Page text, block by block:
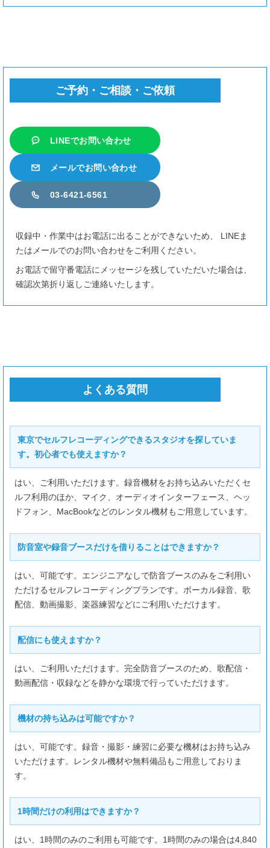
× 200円
MacBook Air 15 (Cubase/ProTools)
1,800円
Focusrite Scarlett 4i4
400円
ヘッドフォン
200円
映像関係機材
ATEM Mini Pro
700円
液晶モニタ HDMI 24インチ
合計 ¥4,840
ご予約・ご相談・ご依頼
LINEでお問い合わせ
メールでお問い合わせ
03-6421-6561
収録中・作業中はお電話に出ることができないため、 LINEま
たはメールでのお問い合わせをご利用ください。
お電話で留守番電話にメッセージを残していただいた場合は、
確認次第折り返しご連絡いたします。
よくある質問
東京でセルフレコーディングできるスタジオを探していま
す。初心者でも使えますか？
はい、ご利用いただけます。録音機材をお持ち込みいただくセ
ルフ利用のほか、マイク、オーディオインターフェース、ヘッ
ドフォン、MacBookなどのレンタル機材もご用意しています。
防音室や録音ブースだけを借りることはできますか？
はい、可能です。エンジニアなしで防音ブースのみをご利用い
ただけるセルフレコーディングプランです。ボーカル録音、歌
配信、動画撮影、楽器練習などにご利用いただけます。
配信にも使えますか？
はい、ご利用いただけます。完全防音ブースのため、歌配信・
動画配信・収録などを静かな環境で行っていただけます。
機材の持ち込みは可能ですか？
はい、可能です。録音・撮影・練習に必要な機材はお持ち込み
いただけます。レンタル機材や無料備品もご用意しておりま
す。
1時間だけの利用はできますか？
はい、1時間のみのご利用も可能です。1時間のみの場合は4,840